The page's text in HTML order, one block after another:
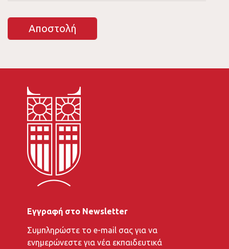
Εγγραφή στο Newsletter
To
e-
Συμπληρώστε το e-mail σας για να
ενημερώνεστε για νέα εκπαιδευτικά